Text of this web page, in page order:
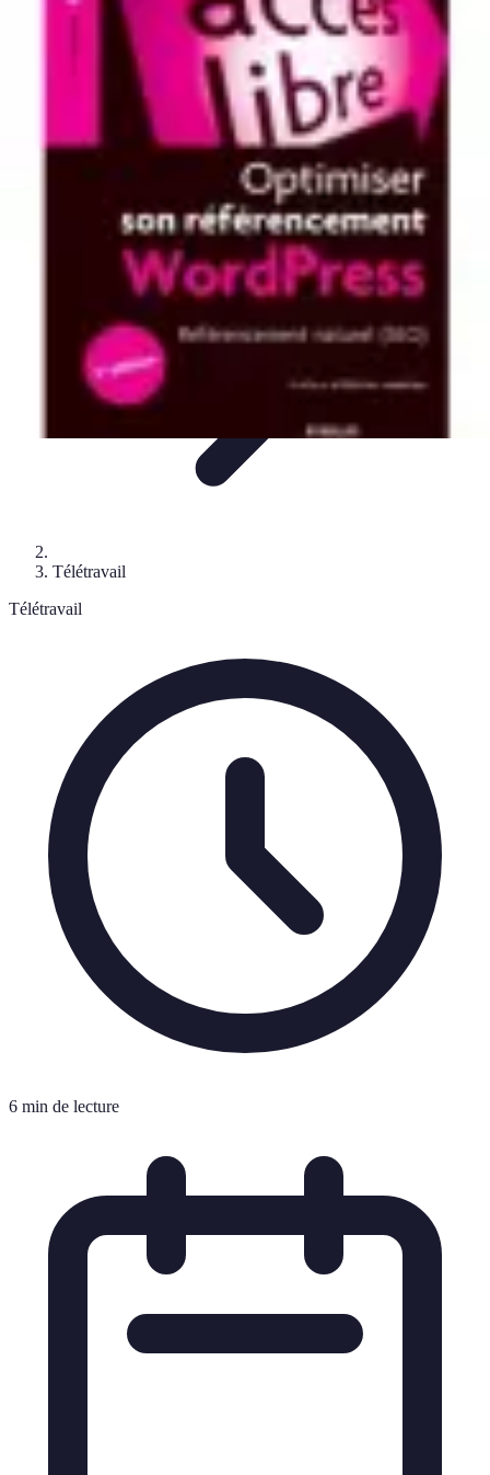
Connect Belgium
Objets ConnectésGuides et Tutoriels
Sécurité des objets
Tendances Objets connectés
Connect Belgium
Télétravail
Télétravail
6 min de lecture